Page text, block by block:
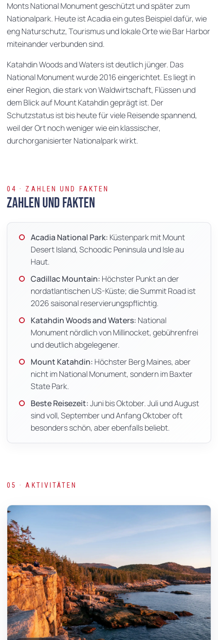
Monts National Monument geschützt und später zum
Nationalpark. Heute ist Acadia ein gutes Beispiel dafür, wie
eng Naturschutz, Tourismus und lokale Orte wie Bar Harbor
miteinander verbunden sind.
Katahdin Woods and Waters ist deutlich jünger. Das
National Monument wurde 2016 eingerichtet. Es liegt in
einer Region, die stark von Waldwirtschaft, Flüssen und
dem Blick auf Mount Katahdin geprägt ist. Der
Schutzstatus ist bis heute für viele Reisende spannend,
weil der Ort noch weniger wie ein klassischer,
durchorganisierter Nationalpark wirkt.
04 · ZAHLEN UND FAKTEN
Zahlen und Fakten
Acadia National Park: Küstenpark mit Mount
Desert Island, Schoodic Peninsula und Isle au
Haut.
Cadillac Mountain: Höchster Punkt an der
nordatlantischen US-Küste; die Summit Road ist
2026 saisonal reservierungspflichtig.
Katahdin Woods and Waters: National
Monument nördlich von Millinocket, gebührenfrei
und deutlich abgelegener.
Mount Katahdin: Höchster Berg Maines, aber
nicht im National Monument, sondern im Baxter
State Park.
Beste Reisezeit:Juni bis Oktober. Juli und August
sind voll, September und Anfang Oktober oft
besonders schön, aber ebenfalls beliebt.
05 · AKTIVITÄTEN